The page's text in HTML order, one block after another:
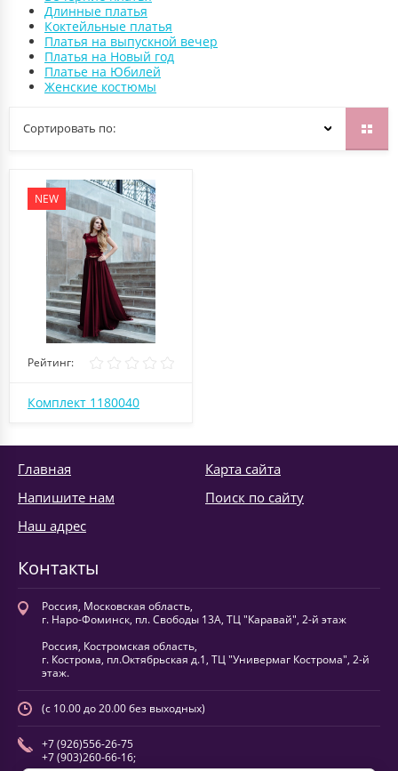
Длинные платья
Коктейльные платья
Платья на выпускной вечер
Платья на Новый год
Платье на Юбилей
Женские костюмы
Сортировать по:
NEW
Рейтинг:
Комплект 1180040
Главная
Напишите нам
Наш адрес
Карта сайта
Поиск по сайту
Контакты
Россия, Московская область,
г. Наро-Фоминск, пл. Свободы 13А, ТЦ "Каравай", 2-й этаж
Россия, Костромская область,
г. Кострома, пл.Октябрьская д.1, ТЦ "Универмаг Кострома", 2-й
этаж.
(с 10.00 до 20.00 без выходных)
+7 (926)556-26-75
+7 (903)260-66-16;